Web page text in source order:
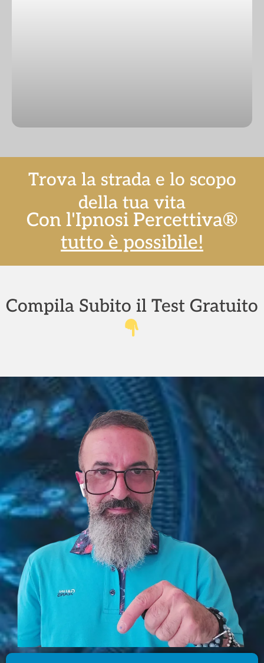
Trova la strada e lo scopo
della tua vita
Con l'Ipnosi Percettiva®
tutto è possibile!
Compila Subito il Test Gratuito